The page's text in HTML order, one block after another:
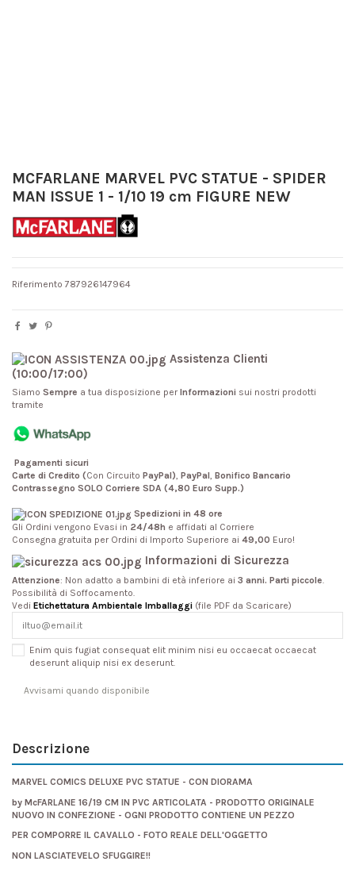
MCFARLANE MARVEL PVC STATUE - SPIDER
MAN ISSUE 1 - 1/10 19 cm FIGURE NEW
Riferimento 787926147964
Assistenza Clienti
(10:00/17:00)
Siamo Sempre a tua disposizione perInformazioni sui nostri prodotti
tramite
Pagamenti sicuri
Carte di Credito (Con Circuito PayPal) PayPal Bonifico Bancario
Contrassegno SOLO Corriere SDA (4,80 Euro Supp.)
Spedizioni in 48 ore
Gli Ordini vengono Evasi in 24/48h e affidati al Corriere
Consegna gratuita per Ordini di Importo Superiore ai 49,00 Euro!
Informazioni di Sicurezza
Attenzione: Non adatto a bambini di età inferiore ai 3 anni. Parti piccole
Possibilità di Soffocamento.
Vedi Etichettatura Ambientale Imballaggi (file PDF da Scaricare)
Enim quis fugiat consequat elit minim nisi eu occaecat occaecat
deserunt aliquip nisi ex deserunt.
Descrizione
MARVEL COMICS DELUXE PVC STATUE - CON DIORAMA
by McFARLANE 16/19 CM IN PVC ARTICOLATA - PRODOTTO ORIGINALE
NUOVO IN CONFEZIONE - OGNI PRODOTTO CONTIENE UN PEZZO
PER COMPORRE IL CAVALLO - FOTO REALE DELL'OGGETTO
NON LASCIATEVELO SFUGGIRE!!